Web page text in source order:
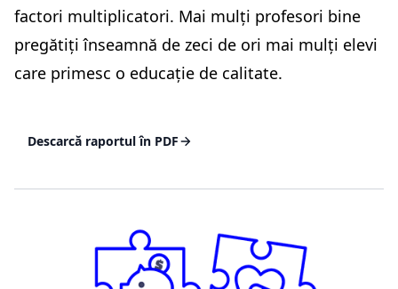
factori multiplicatori. Mai mulți profesori bine
pregătiți înseamnă de zeci de ori mai mulți elevi
care primesc o educație de calitate.
Descarcă raportul în PDF